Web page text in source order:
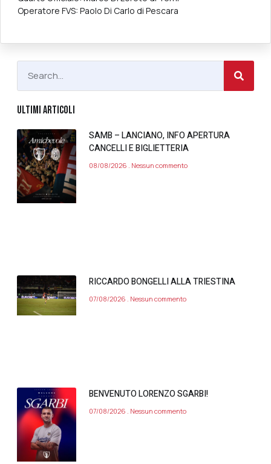
Operatore FVS: Paolo Di Carlo di Pescara
ULTIMI ARTICOLI
SAMB – LANCIANO, INFO APERTURA
CANCELLI E BIGLIETTERIA
08/08/2026 Nessun commento
RICCARDO BONGELLI ALLA TRIESTINA
07/08/2026 Nessun commento
BENVENUTO LORENZO SGARBI!
07/08/2026 Nessun commento